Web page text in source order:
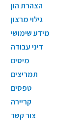
הצהרת הון
גילוי מרצון
מידע שימושי
דיני עבודה
מיסים
תמריצים
טפסים
קריירה
צור קשר